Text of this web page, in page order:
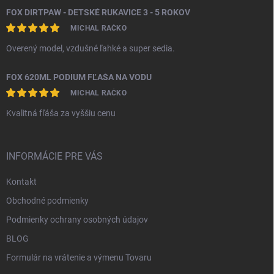
FOX DIRTPAW - DETSKÉ RUKAVICE 3 - 5 ROKOV
MICHAL RAČKO
Overený model, vzdušné ľahké a super sedia.
FOX 620ML PODIUM FĽAŠA NA VODU
MICHAL RAČKO
Kvalitná fľáša za vyššiu cenu
INFORMÁCIE PRE VÁS
Kontakt
Obchodné podmienky
Podmienky ochrany osobných údajov
BLOG
Formulár na vrátenie a výmenu Tovaru